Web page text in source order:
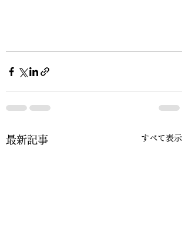
最新記事 すべて表示